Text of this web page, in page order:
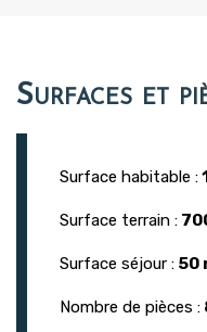
Surfaces et
Surface habitable :
Surface terrain :
Surface séjour : 50
Nombre de pièces :